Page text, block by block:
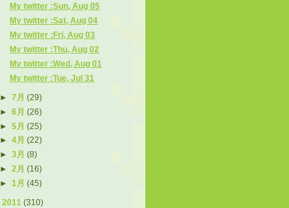
My twitter :Sun, Aug 05
My twitter :Sat, Aug 04
My twitter :Fri, Aug 03
My twitter :Thu, Aug 02
My twitter :Wed, Aug 01
My twitter :Tue, Jul 31
►7月(29)
►6月(26)
►5月(25)
►4月(22)
►3月(8)
►2月(16)
►1月(45)
2011 (310)